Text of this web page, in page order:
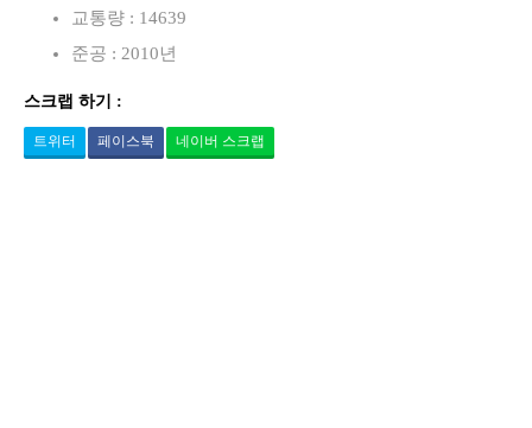
교통량 : 14639
준공 : 2010년
스크랩 하기 :
트위터 페이스북 네이버 스크랩